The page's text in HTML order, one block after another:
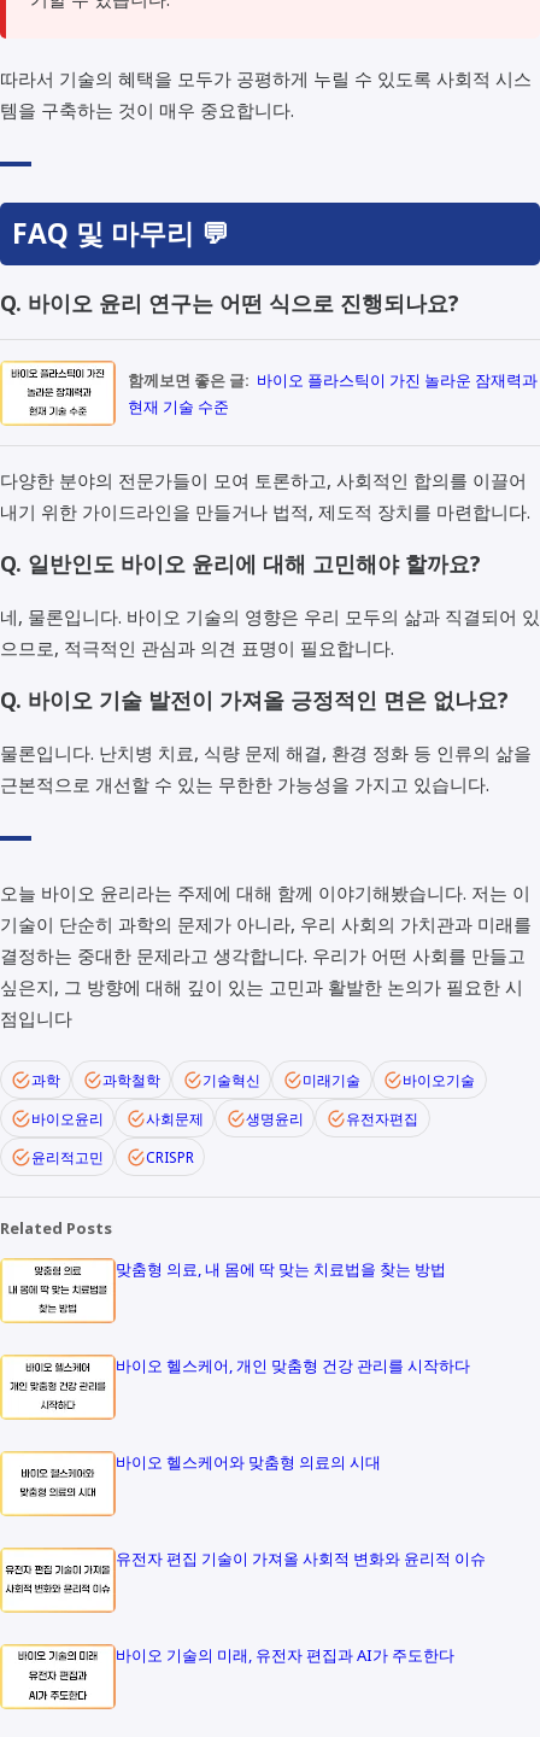
따라서 기술의 혜택을 모두가 공평하게 누릴 수 있도록 사회적 시스
템을 구축하는 것이 매우 중요합니다.
FAQ 및 마무리 💬
Q. 바이오 윤리 연구는 어떤 식으로 진행되나요?
함께보면 좋은 글: 바이오 플라스틱이 가진 놀라운 잠재력과
현재 기술 수준
다양한 분야의 전문가들이 모여 토론하고, 사회적인 합의를 이끌어
내기 위한 가이드라인을 만들거나 법적, 제도적 장치를 마련합니다.
Q. 일반인도 바이오 윤리에 대해 고민해야 할까요?
네, 물론입니다. 바이오 기술의 영향은 우리 모두의 삶과 직결되어 있
으므로, 적극적인 관심과 의견 표명이 필요합니다.
Q. 바이오 기술 발전이 가져올 긍정적인 면은 없나요?
물론입니다. 난치병 치료, 식량 문제 해결, 환경 정화 등 인류의 삶을
근본적으로 개선할 수 있는 무한한 가능성을 가지고 있습니다.
오늘 바이오 윤리라는 주제에 대해 함께 이야기해봤습니다. 저는 이
기술이 단순히 과학의 문제가 아니라, 우리 사회의 가치관과 미래를
결정하는 중대한 문제라고 생각합니다. 우리가 어떤 사회를 만들고
싶은지, 그 방향에 대해 깊이 있는 고민과 활발한 논의가 필요한 시
점입니다
과학 과학철학 기술혁신 미래기술
바이오기술
바이오윤리
사회문제 생명윤리
유전자편집
윤리적고민
CRISPR
Related Posts
맞춤형 의료, 내 몸에 딱 맞는 치료법을 찾는 방법
바이오 헬스케어, 개인 맞춤형 건강 관리를 시작하다
바이오 헬스케어와 맞춤형 의료의 시대
유전자 편집 기술이 가져올 사회적 변화와 윤리적 이슈
바이오 기술의 미래, 유전자 편집과 AI가 주도한다